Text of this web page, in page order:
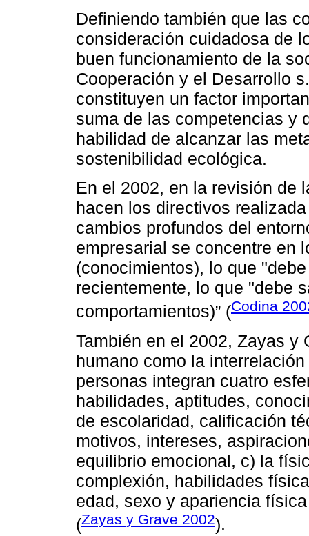
Definiendo también que las
consideración cuidadosa de
buen funcionamiento de la
Cooperación y el Desarrollo
constituyen un factor
suma de las competencias y
habilidad de alcanzar las
sostenibilidad ecológica.
En el 2002, en la revisión de
hacen los directivos
cambios profundos del
empresarial se concentre en
(conocimientos), lo que
recientemente, lo que "debe
comportamientos)” (Codina
También en el 2002, Zayas y
humano como la
personas integran cuatro
habilidades, aptitudes,
de escolaridad, calificación
motivos, intereses,
equilibrio emocional, c) la
complexión, habilidades
edad, sexo y apariencia
(Zayas y Grave 2002).